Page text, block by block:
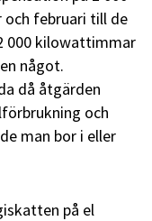
och februari till de
000 kilowattimmar
något.
då åtgärden
och
man bor i eller
på el